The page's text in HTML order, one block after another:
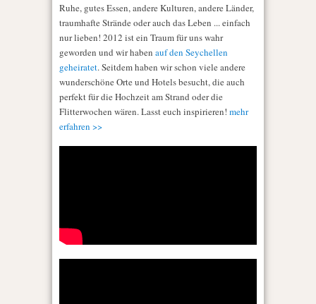
Ruhe, gutes Essen, andere Kulturen, andere Länder,
traumhafte Strände oder auch das Leben ... einfach
nur lieben! 2012 ist ein Traum für uns wahr
geworden und wir haben auf den Seychellen
geheiratet. Seitdem haben wir schon viele andere
wunderschöne Orte und Hotels besucht, die auch
perfekt für die Hochzeit am Strand oder die
Flitterwochen wären. Lasst euch inspirieren! mehr
erfahren >>